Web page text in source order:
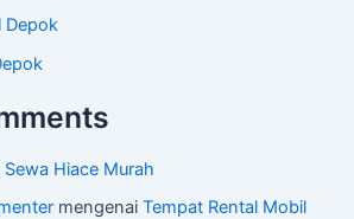
Depok
Sewa Hiace Murah
mengenaiTempat Rental Mobil